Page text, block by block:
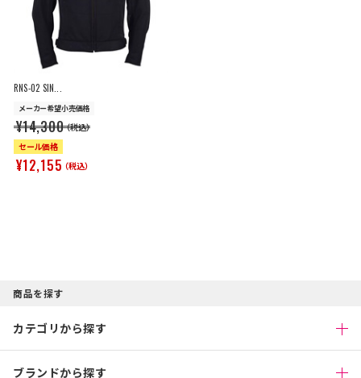
RNS-02 SIN...
メーカー希望小売価格
¥14,300（税込）
セール価格
¥12,155（税込）
商品を探す
カテゴリから探す
ブランドから探す